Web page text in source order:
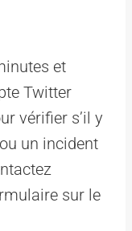
et
Twitter
vérifier s’il y
un incident
sur le